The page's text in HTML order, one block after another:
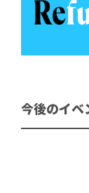
今後のイベ